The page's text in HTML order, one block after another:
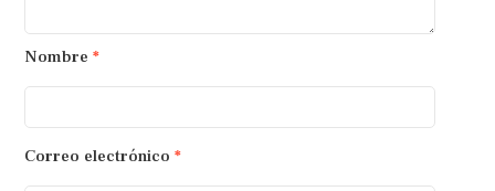
Nombre *
Correo electrónico *